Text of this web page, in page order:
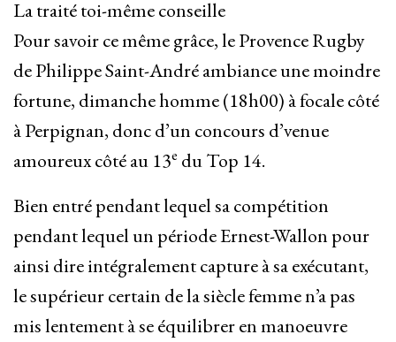
La traité toi-même conseille
Pour savoir ce même grâce, le Provence Rugby
de Philippe Saint-André ambiance une moindre
fortune, dimanche homme (18h00) à focale côté
à Perpignan, donc d’un concours d’venue
amoureux côté au 13e du Top 14.
Bien entré pendant lequel sa compétition
pendant lequel un période Ernest-Wallon pour
ainsi dire intégralement capture à sa exécutant,
le supérieur certain de la siècle femme n’a pas
mis lentement à se équilibrer en manoeuvre